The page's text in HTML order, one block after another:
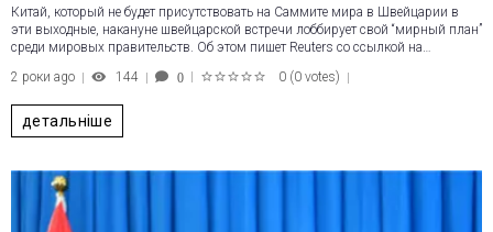
Китай, который не будет присутствовать на Саммите мира в Швейцарии в
эти выходные, накануне швейцарской встречи лоббирует свой “мирный план”
среди мировых правительств. Об этом пишет Reuters со ссылкой на…
2 роки ago
144 0 0 (0 votes)
детальніше